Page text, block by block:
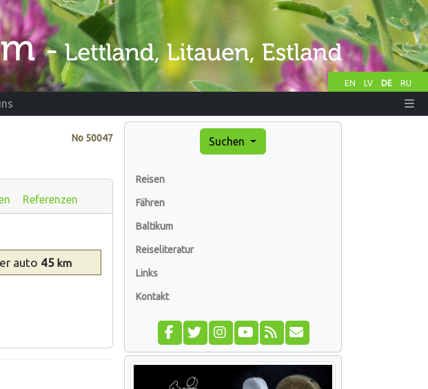
EN LV DE RU
No 50047
Referenzen
auto 45 km
Suchen
Reisen
Fähren
Baltikum
Reiseliteratur
Links
Kontakt